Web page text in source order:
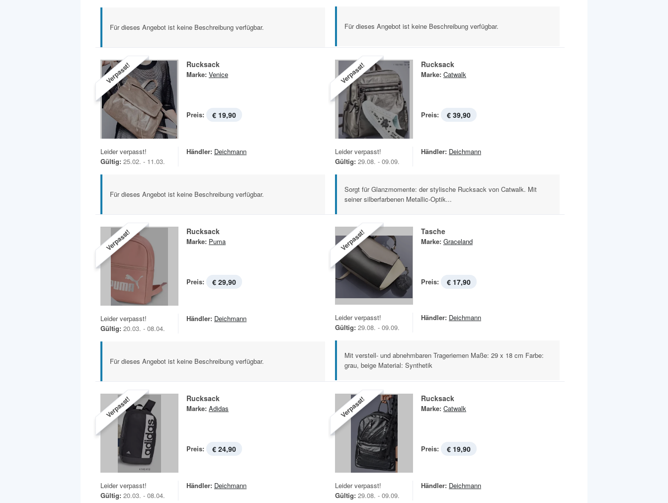
Für dieses Angebot ist keine Beschreibung verfügbar. Für dieses Angebot ist keine Beschreibung verfügbar.
Verpasst! Rucksack
Marke: Venice
Preis: € 19,90
Leider verpasst!
Gültig: 25.02. - 11.03.
Händler: Deichmann
Für dieses Angebot ist keine Beschreibung verfügbar.
Verpasst! Rucksack
Marke: Catwalk
Preis: € 39,90
Leider verpasst!
Gültig: 29.08. - 09.09.
Händler: Deichmann
Sorgt für Glanzmomente: der stylische Rucksack von Catwalk. Mit
seiner silberfarbenen Metallic-Optik...
Verpasst! Rucksack
Marke: Puma
Preis: € 29,90
Leider verpasst!
Gültig: 20.03. - 08.04.
Händler: Deichmann
Für dieses Angebot ist keine Beschreibung verfügbar.
Verpasst! Tasche
Marke: Graceland
Preis: € 17,90
Leider verpasst!
Gültig: 29.08. - 09.09.
Händler: Deichmann
Mit verstell- und abnehmbaren Trageriemen Maße: 29 x 18 cm Farbe:
grau, beige Material: Synthetik
Verpasst! Rucksack
Marke: Adidas
Preis: € 24,90
Leider verpasst!
Gültig: 20.03. - 08.04.
Händler: Deichmann
Verpasst! Rucksack
Marke: Catwalk
Preis: € 19,90
Leider verpasst!
Gültig: 29.08. - 09.09.
Händler: Deichmann